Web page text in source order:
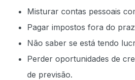
Misturar contas pessoais
Pagar impostos fora do
Não saber se está tendo
Perder oportunidades de
de previsão.